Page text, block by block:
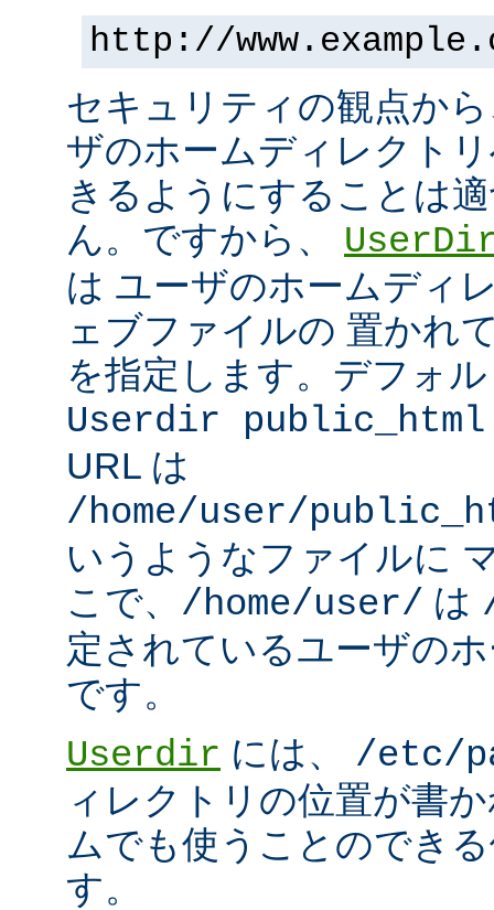
http://
セキュリティの観点か
ザのホームディレクト
きるようにすることは
ん。ですから、
は ユーザのホームディ
ェブファイルの 置かれ
を指定します。デフォ
Userdir public_html
URL は
/home/user/
いうようなファイルに
こで、 /home/user/ は
定されているユーザの
です。
Userdir には、 /etc/
ィレクトリの位置が書
ムでも使うことのでき
す。